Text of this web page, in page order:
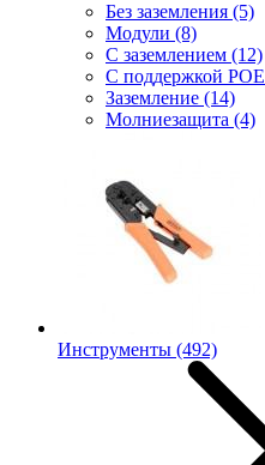
Без заземления (5)
Модули (8)
С заземлением (12)
С поддержкой POE
Заземление (14)
Молниезащита (4)
Инструменты (492)